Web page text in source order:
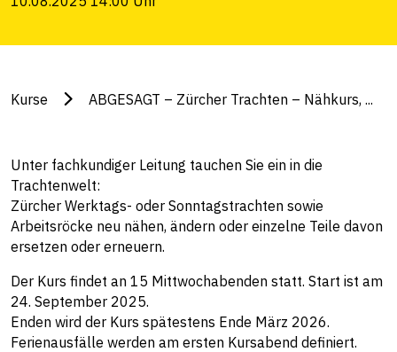
Kurse ABGESAGT – Zürcher Trachten – Nähkurs, ...
Unter fachkundiger Leitung tauchen Sie ein in die
Trachtenwelt:
Zürcher Werktags- oder Sonntagstrachten sowie
Arbeitsröcke neu nähen, ändern oder einzelne Teile davon
ersetzen oder erneuern.
Der Kurs findet an 15 Mittwochabenden statt. Start ist am
24. September 2025.
Enden wird der Kurs spätestens Ende März 2026.
Ferienausfälle werden am ersten Kursabend definiert.